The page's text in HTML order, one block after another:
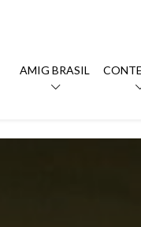
AMIG BRASIL